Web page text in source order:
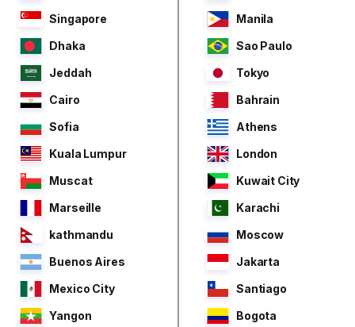
Singapore
Manila
Dhaka
Sao Paulo
Jeddah
Tokyo
Cairo
Bahrain
Sofia
Athens
Kuala Lumpur
London
Muscat
Kuwait City
Marseille
Karachi
kathmandu
Moscow
Buenos Aires
Jakarta
Mexico City
Santiago
Yangon
Bogota